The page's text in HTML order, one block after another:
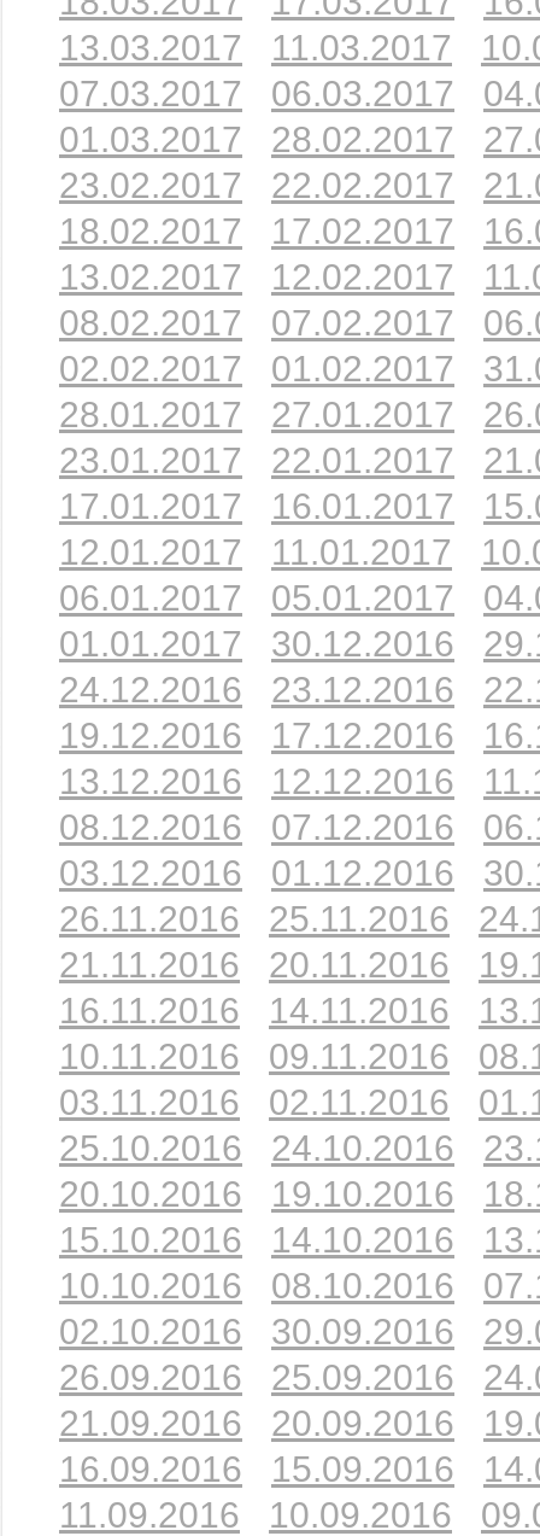
13.03.2017
11.03.2017
07.03.2017
06.03.2017
01.03.2017
28.02.2017
23.02.2017
22.02.2017
18.02.2017
17.02.2017
13.02.2017
12.02.2017
08.02.2017
07.02.2017
02.02.2017
01.02.2017
28.01.2017
27.01.2017
23.01.2017
22.01.2017
17.01.2017
16.01.2017
12.01.2017
11.01.2017
06.01.2017
05.01.2017
01.01.2017
30.12.2016
24.12.2016
23.12.2016
19.12.2016
17.12.2016
13.12.2016
12.12.2016
08.12.2016
07.12.2016
03.12.2016
01.12.2016
26.11.2016
25.11.2016
21.11.2016
20.11.2016
16.11.2016
14.11.2016
10.11.2016
09.11.2016
03.11.2016
02.11.2016
25.10.2016
24.10.2016
20.10.2016
19.10.2016
15.10.2016
14.10.2016
10.10.2016
08.10.2016
02.10.2016
30.09.2016
26.09.2016
25.09.2016
21.09.2016
20.09.2016
16.09.2016
15.09.2016
11.09.2016
10.09.2016